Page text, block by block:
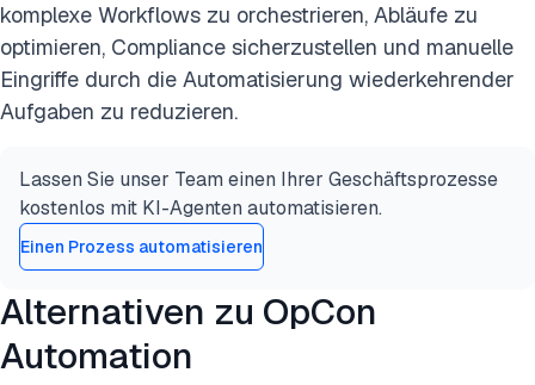
komplexe Workflows zu orchestrieren, Abläufe zu
optimieren, Compliance sicherzustellen und manuelle
Eingriffe durch die Automatisierung wiederkehrender
Aufgaben zu reduzieren.
Lassen Sie unser Team einen Ihrer Geschäftsprozesse
kostenlos mit KI-Agenten automatisieren.
Einen Prozess automatisieren
Alternativen zu OpCon
Automation